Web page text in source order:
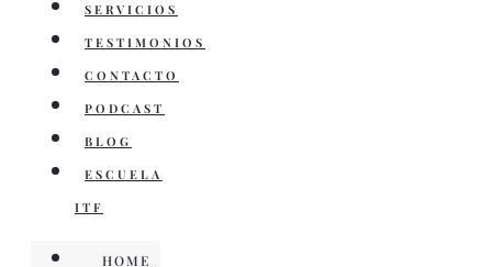
SERVICIOS
TESTIMONIOS
CONTACTO
PODCAST
BLOG
ESCUELA
ITF
HOME